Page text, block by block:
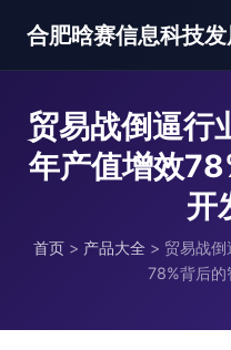
合肥晗赛信息科技发
贸易战倒逼行
年产值增效
开
首页 > 产品大全 > 贸易战
78%背后的